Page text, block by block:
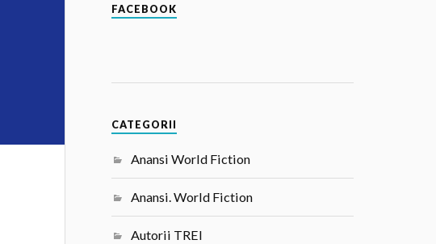
FACEBOOK
CATEGORII
Anansi World Fiction
Anansi. World Fiction
Autorii TREI